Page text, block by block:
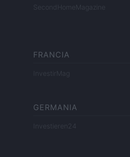
SecondHomeMagazine
FRANCIA
InvestirMag
GERMANIA
Investieren24